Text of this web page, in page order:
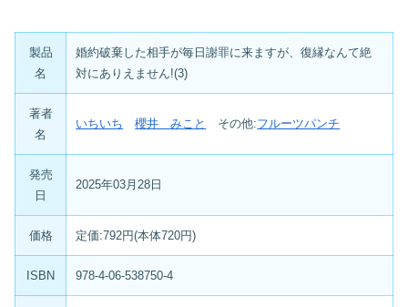
製品
名
婚約破棄した相手が毎日謝罪に来ますが、復縁なんて絶
対にありえません!(3)
著者
名
いちいち 櫻井 みこと その他:フルーツパンチ
発売
日
2025年03月28日
価格 定価:792円(本体720円)
ISBN 978-4-06-538750-4